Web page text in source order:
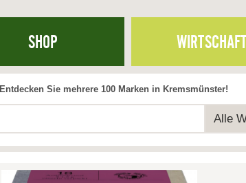
SHOP WIRTSCHAFT
Alle
Entdecken Sie mehrere 100 Marken in Kremsmünster!